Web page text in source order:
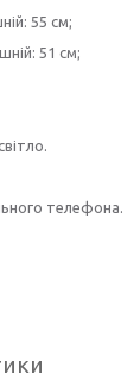
55 см;
51 см;
телефона.